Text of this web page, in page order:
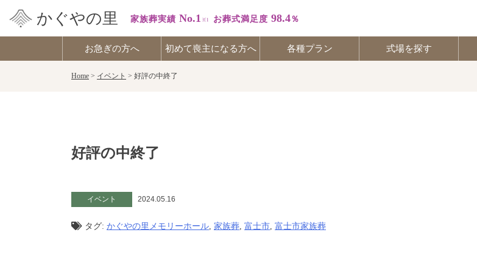
かぐやの里 家族葬実績 No.1 お葬式満足度 98.4％
お急ぎの方へ 初めて喪主になる方へ 各種プラン 式場を探す
Home > イベント > 好評の中終了
好評の中終了
イベント 2024.05.16
タグ: かぐやの里メモリーホール, 家族葬, 富士市, 富士市家族葬